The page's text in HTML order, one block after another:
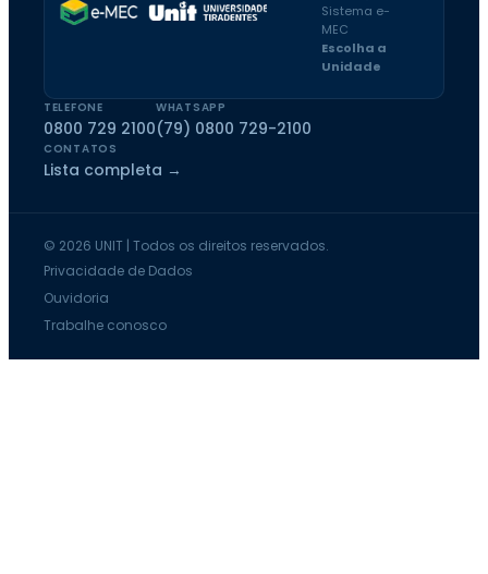
Sistema e-
MEC
Escolha a
Unidade
TELEFONE
0800 729 2100
WHATSAPP
(79) 0800 729-2100
CONTATOS
Lista completa →
© 2026 UNIT | Todos os direitos reservados.
Privacidade de Dados
Ouvidoria
Trabalhe conosco